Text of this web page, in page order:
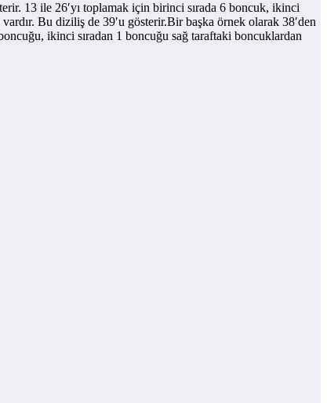
13 ile 26′yı toplamak için birinci sırada 6 boncuk, ikinci
Bu diziliş de 39′u gösterir.Bir başka örnek olarak 38′den
ikinci sıradan 1 boncuğu sağ taraftaki boncuklardan